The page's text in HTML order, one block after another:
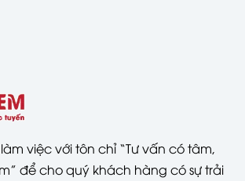
việc với tôn chỉ “Tư vấn có tâm,
để cho quý khách hàng có sự trải